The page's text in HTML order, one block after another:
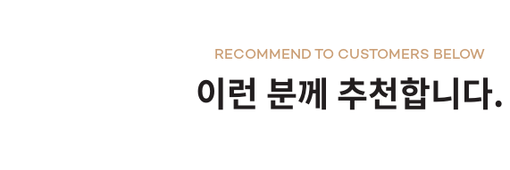
이런 분께 추천합니다.
RECOMMEND TO CUSTOMERS BELOW